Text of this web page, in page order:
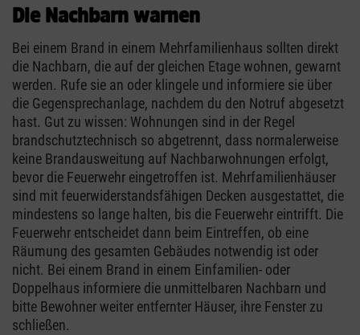
Die Nachbarn warnen
Bei einem Brand in einem Mehrfamilienhaus sollten direkt
die Nachbarn, die auf der gleichen Etage wohnen, gewarnt
werden. Rufe sie an oder klingele und informiere sie über
die Gegensprechanlage, nachdem du den Notruf abgesetzt
hast. Gut zu wissen: Wohnungen sind in der Regel
brandschutztechnisch so abgetrennt, dass normalerweise
keine Brandausweitung auf Nachbarwohnungen erfolgt,
bevor die Feuerwehr eingetroffen ist. Mehrfamilienhäuser
sind mit feuerwiderstandsfähigen Decken ausgestattet, die
mindestens so lange halten, bis die Feuerwehr eintrifft. Die
Feuerwehr entscheidet dann beim Eintreffen, ob eine
Räumung des gesamten Gebäudes notwendig ist oder
nicht. Bei einem Brand in einem Einfamilien- oder
Doppelhaus informiere die unmittelbaren Nachbarn und
bitte Bewohner weiter entfernter Häuser, ihre Fenster zu
schließen.